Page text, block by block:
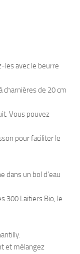
les avec le beurre
charnières de 20 cm
Vous pouvez
pour faciliter le
dans un bol d’eau
300 Laitiers Bio, le
et mélangez